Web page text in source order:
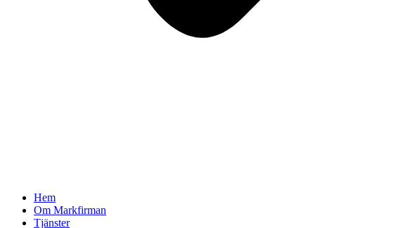
Hem
Om Markfirman
Tjänster